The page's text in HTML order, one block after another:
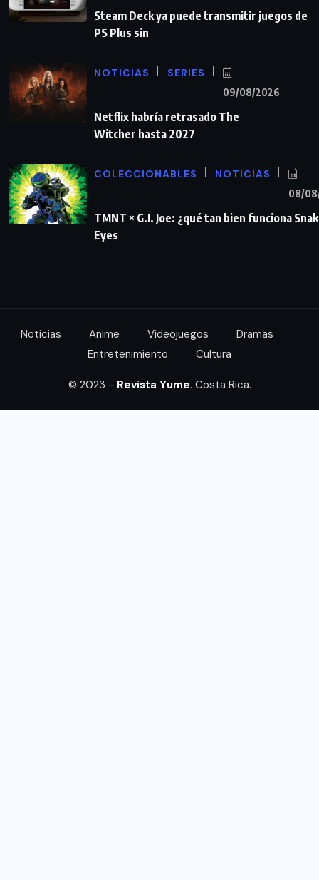
Steam Deck ya puede transmitir juegos de
PS Plus sin
NOTICIAS SERIES
09/08/2026
Netflix habría retrasado The
Witcher hasta 2027
COLECCIONABLES NOTICIAS
08/
TMNT × G.I. Joe: ¿qué tan bien funciona
Eyes
Noticias Anime Videojuegos
Dramas
Entretenimiento
Cultura
© 2023 - Revista Yume. Costa Rica.